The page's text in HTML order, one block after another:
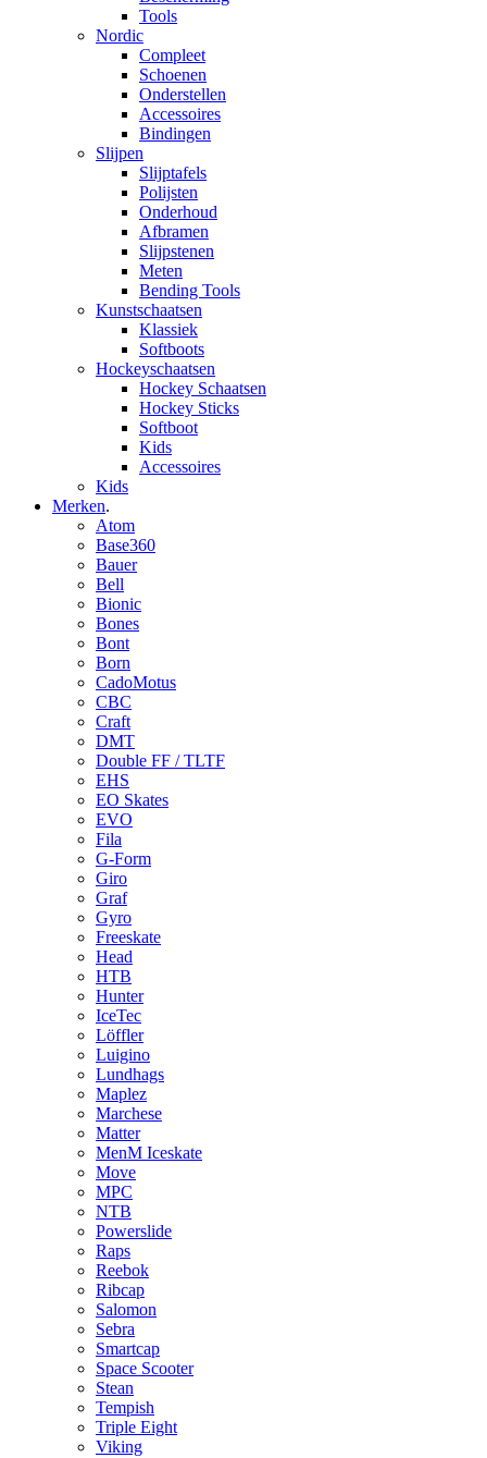
Tools
Nordic
Compleet
Schoenen
Onderstellen
Accessoires
Bindingen
Slijpen
Slijptafels
Polijsten
Onderhoud
Afbramen
Slijpstenen
Meten
Bending Tools
Kunstschaatsen
Klassiek
Softboots
Hockeyschaatsen
Hockey Schaatsen
Hockey Sticks
Softboot
Kids
Accessoires
Kids
Merken.
Atom
Base360
Bauer
Bell
Bionic
Bones
Bont
Born
CadoMotus
CBC
Craft
DMT
Double FF / TLTF
EHS
EO Skates
EVO
Fila
G-Form
Giro
Graf
Gyro
Freeskate
Head
HTB
Hunter
IceTec
Löffler
Luigino
Lundhags
Maplez
Marchese
Matter
MenM Iceskate
Move
MPC
NTB
Powerslide
Raps
Reebok
Ribcap
Salomon
Sebra
Smartcap
Space Scooter
Stean
Tempish
Triple Eight
Viking